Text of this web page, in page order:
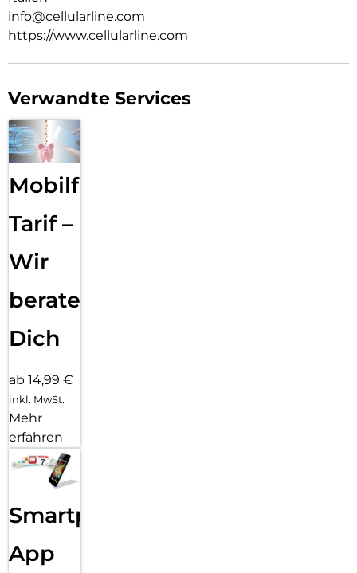
info@cellularline.com
https://www.cellularline.com
Verwandte Services
Mobilfunk
Tarif –
Wir
beraten
Dich
ab 14,99 €
inkl. MwSt.
Mehr
erfahren
Smartphone
App